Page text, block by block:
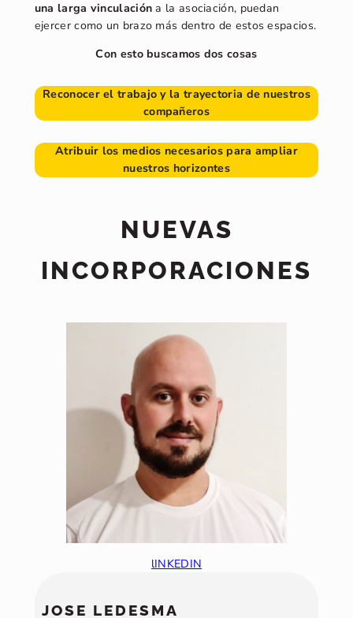
una larga vinculación a la asociación, puedan
ejercer como un brazo más dentro de estos espacios.
Con esto buscamos dos cosas
Reconocer el trabajo y la trayectoria de nuestros
compañeros
Atribuir los medios necesarios para ampliar
nuestros horizontes
NUEVAS
INCORPORACIONES
lINKEDIN
JOSE LEDESMA